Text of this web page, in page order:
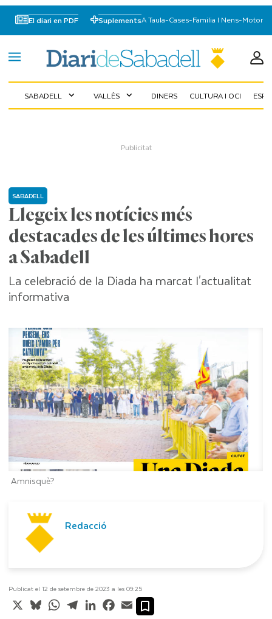
El diari en PDF SuplementsA Taula-Cases-Familia I Nens-Motor
SABADELL expand_more VALLÈS expand_more DINERS CULTURA I OCI
Llegeix les notícies més
destacades de les últimes hores
a Sabadell
SABADELL
La celebració de la Diada ha marcat l'actualitat
informativa
Amnisquè?
Redacció
Publicat el 12 de setembre de 2023 a les 09:25
X BlueskyWhatsApp
TelegramLinkedInFacebook
Email